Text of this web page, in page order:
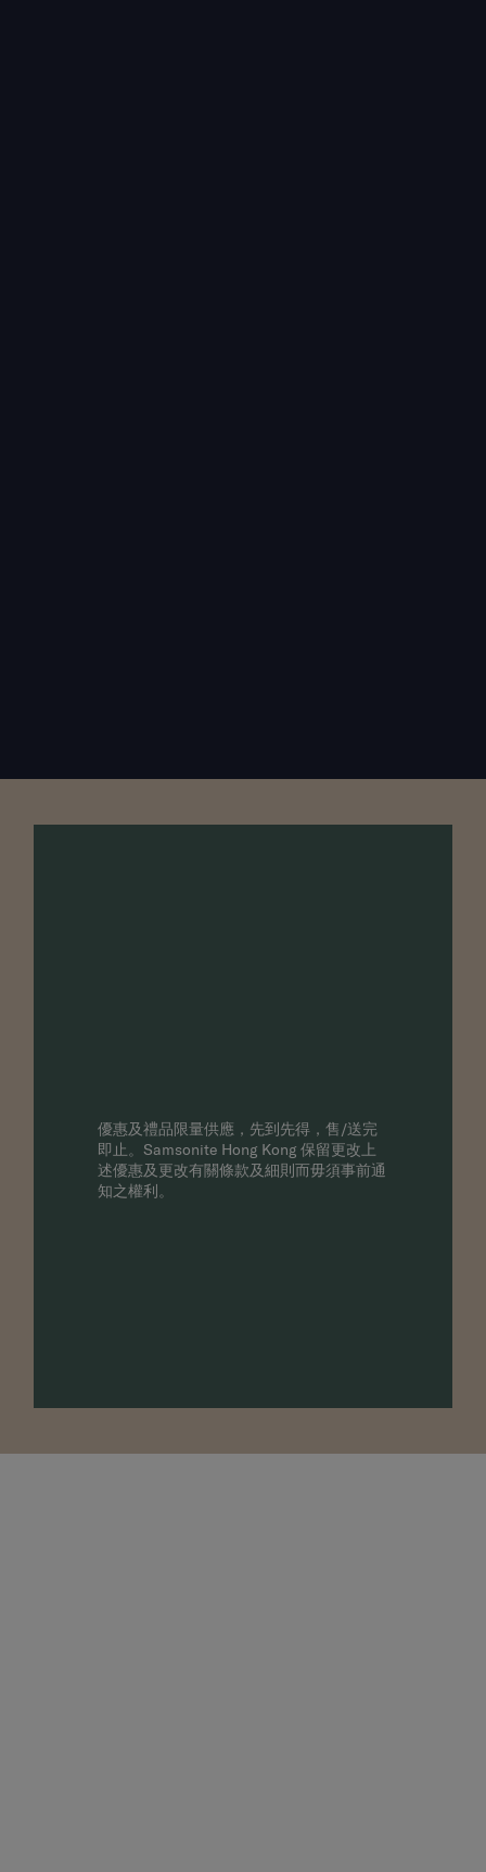
優惠及禮品限量供應，先到先得，售/送完
即止。 Samsonite Hong Kong保留更改上
述優惠及更改有關條款及細則而毋須事前通
知之權利。